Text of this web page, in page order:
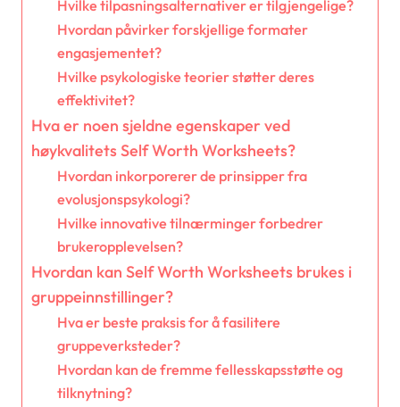
Hvilke tilpasningsalternativer er tilgjengelige?
Hvordan påvirker forskjellige formater
engasjementet?
Hvilke psykologiske teorier støtter deres
effektivitet?
Hva er noen sjeldne egenskaper ved
høykvalitets Self Worth Worksheets?
Hvordan inkorporerer de prinsipper fra
evolusjonspsykologi?
Hvilke innovative tilnærminger forbedrer
brukeropplevelsen?
Hvordan kan Self Worth Worksheets brukes i
gruppeinnstillinger?
Hva er beste praksis for å fasilitere
gruppeverksteder?
Hvordan kan de fremme fellesskapsstøtte og
tilknytning?